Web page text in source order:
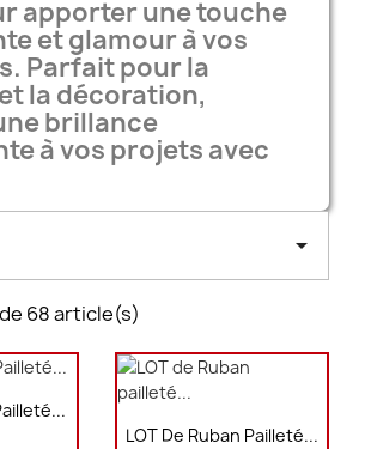
apporter une touche
et glamour à vos
Parfait pour la
la décoration,
brillance
à vos projets avec

68 article(s)
Aperçu rapide
LOT De Ruban Pailleté...